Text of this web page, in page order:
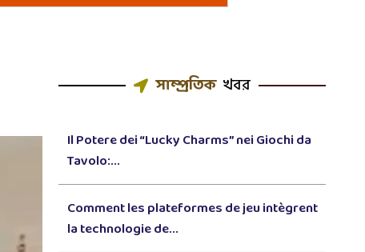
সাম্প্রতিক খবর
Il Potere dei “Lucky Charms” nei Giochi da
Tavolo:...
Comment les plateformes de jeu intègrent
la technologie de...